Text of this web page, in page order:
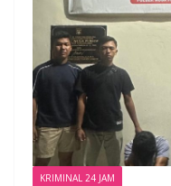
KRIMINAL 24 JAM